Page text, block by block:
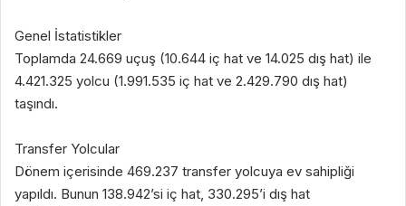
Genel İstatistikler
Toplamda 24.669 uçuş (10.644 iç hat ve 14.025 dış hat) ile
4.421.325 yolcu (1.991.535 iç hat ve 2.429.790 dış hat)
taşındı.
Transfer Yolcular
Dönem içerisinde 469.237 transfer yolcuya ev sahipliği
yapıldı. Bunun 138.942’si iç hat, 330.295’i dış hat